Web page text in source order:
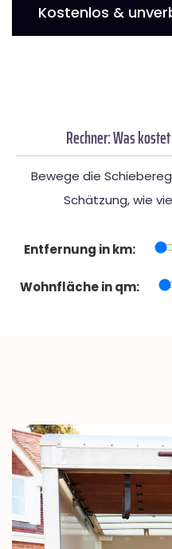
Kostenlos &
Rechner: Was
Bewege die
Schätzung, wie
Entfernung in km:
Wohnfläche in qm: